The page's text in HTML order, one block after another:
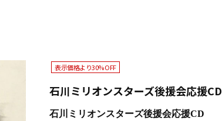
表示価格より30% OFF
石川ミリオンスターズ後援会応援CD
石川ミリオンスターズ後援会応援CD